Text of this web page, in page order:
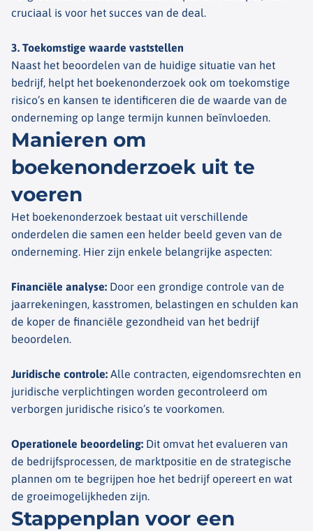
cruciaal is voor het succes van de deal.
3. Toekomstige waarde vaststellen
Naast het beoordelen van de huidige situatie van het
bedrijf, helpt het boekenonderzoek ook om toekomstige
risico’s en kansen te identificeren die de waarde van de
onderneming op lange termijn kunnen beïnvloeden.
Manieren om
boekenonderzoek uit te
voeren
Het boekenonderzoek bestaat uit verschillende
onderdelen die samen een helder beeld geven van de
onderneming. Hier zijn enkele belangrijke aspecten:
Financiële analyse: Door een grondige controle van de
jaarrekeningen, kasstromen, belastingen en schulden kan
de koper de financiële gezondheid van het bedrijf
beoordelen.
Juridische controle: Alle contracten, eigendomsrechten en
juridische verplichtingen worden gecontroleerd om
verborgen juridische risico’s te voorkomen.
Operationele beoordeling: Dit omvat het evalueren van
de bedrijfsprocessen, de marktpositie en de strategische
plannen om te begrijpen hoe het bedrijf opereert en wat
de groeimogelijkheden zijn.
Stappenplan voor een